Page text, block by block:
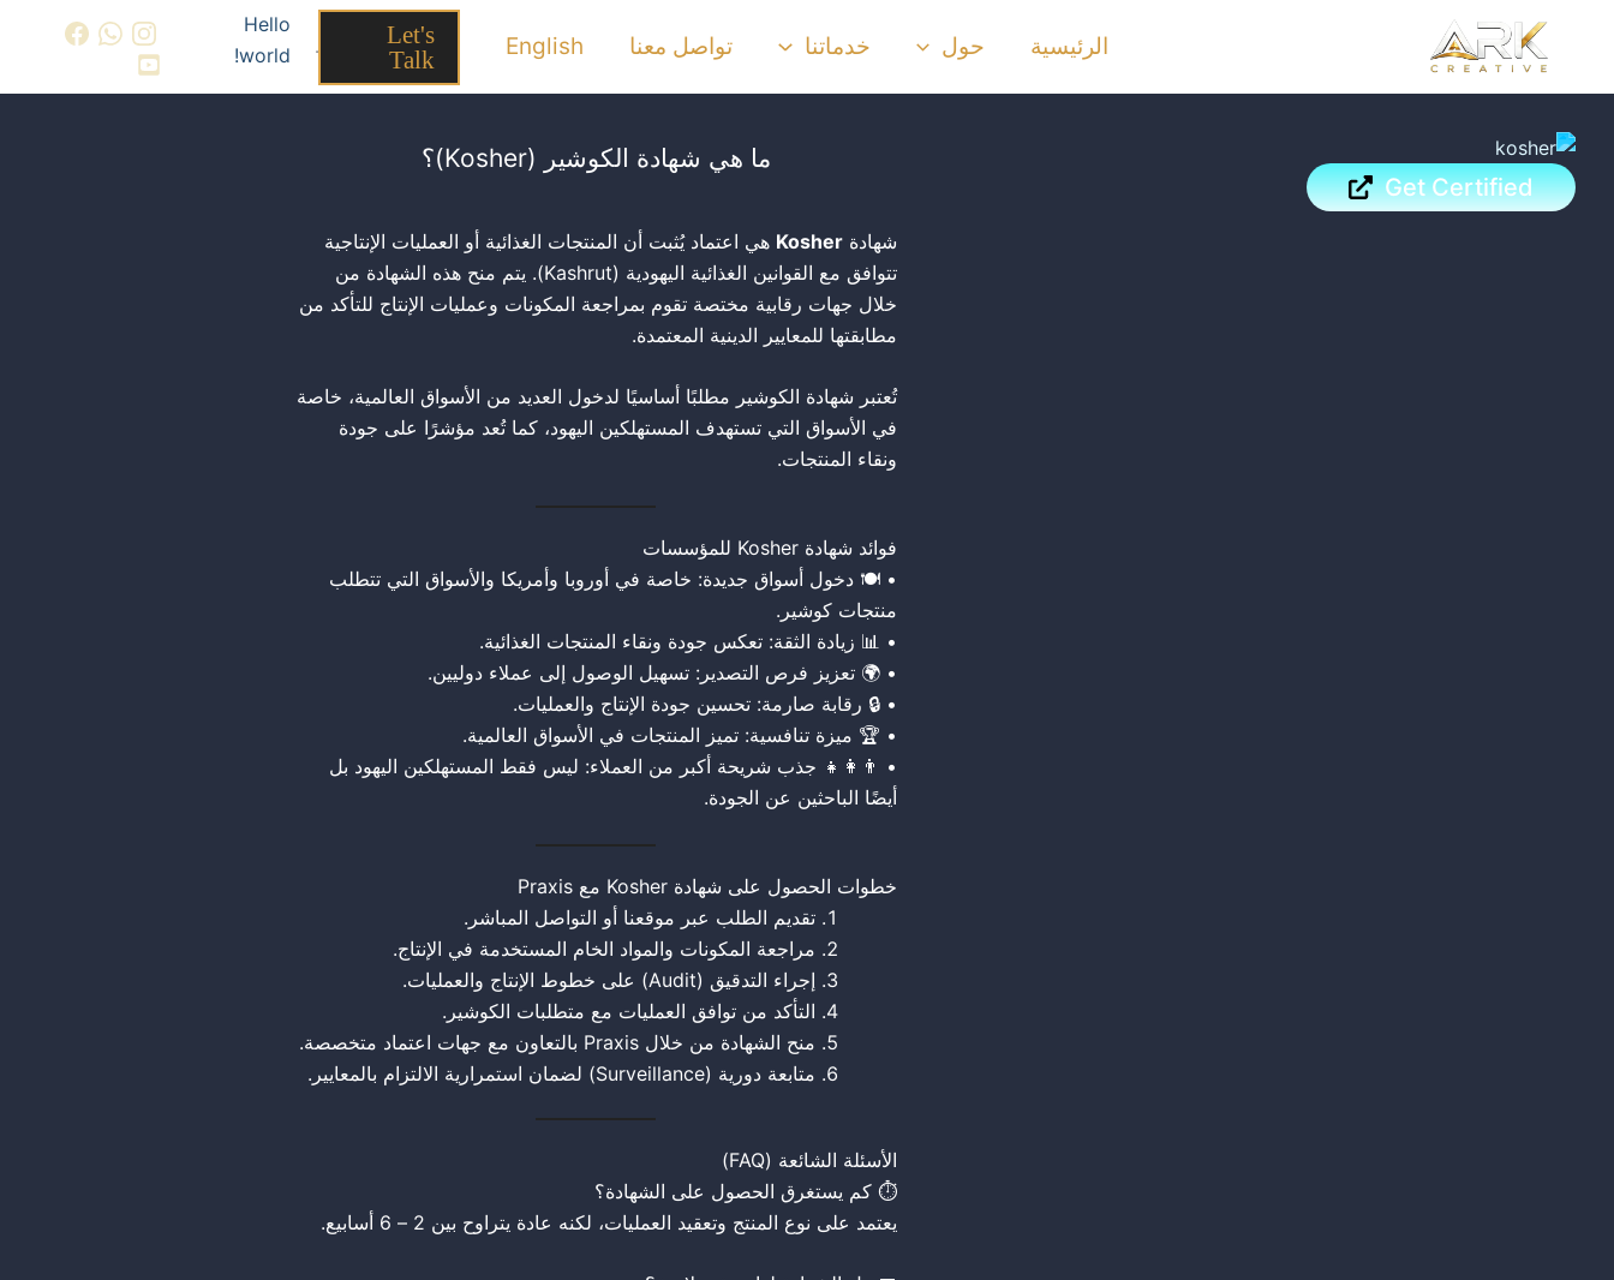
الرئيسية حول خدماتنا تواصل معنا English
Let's
Talk
.
Hello
world!
Get Certified
ما هي شهادة الكوشير (Kosher)؟
شهادةKosher هي اعتماد يُثبت أن المنتجات الغذائية أو العمليات الإنتاجية
تتوافق مع القوانين الغذائية اليهودية (Kashrut). يتم منح هذه الشهادة من
خلال جهات رقابية مختصة تقوم بمراجعة المكونات وعمليات الإنتاج للتأكد من
مطابقتها للمعايير الدينية المعتمدة.
تُعتبر شهادة الكوشير مطلبًا أساسيًا لدخول العديد من الأسواق العالمية، خاصة
في الأسواق التي تستهدف المستهلكين اليهود، كما تُعد مؤشرًا على جودة
ونقاء المنتجات.
فوائد شهادة Kosher للمؤسسات
• 🍽️ دخول أسواق جديدة: خاصة في أوروبا وأمريكا والأسواق التي تتطلب
منتجات كوشير.
• 📊 زيادة الثقة: تعكس جودة ونقاء المنتجات الغذائية.
• 🌍 تعزيز فرص التصدير: تسهيل الوصول إلى عملاء دوليين.
• 🔒 رقابة صارمة: تحسين جودة الإنتاج والعمليات.
• 🏆 ميزة تنافسية: تميز المنتجات في الأسواق العالمية.
• 👨‍👩‍👧 جذب شريحة أكبر من العملاء: ليس فقط المستهلكين اليهود بل
أيضًا الباحثين عن الجودة.
خطوات الحصول على شهادة Kosher مع Praxis
تقديم الطلب عبر موقعنا أو التواصل المباشر.
مراجعة المكونات والمواد الخام المستخدمة في الإنتاج.
إجراء التدقيق (Audit) على خطوط الإنتاج والعمليات.
التأكد من توافق العمليات مع متطلبات الكوشير.
منح الشهادة من خلال Praxis بالتعاون مع جهات اعتماد متخصصة.
متابعة دورية (Surveillance) لضمان استمرارية الالتزام بالمعايير.
الأسئلة الشائعة (FAQ)
⏱️ كم يستغرق الحصول على الشهادة؟
يعتمد على نوع المنتج وتعقيد العمليات، لكنه عادة يتراوح بين 2 – 6 أسابيع.